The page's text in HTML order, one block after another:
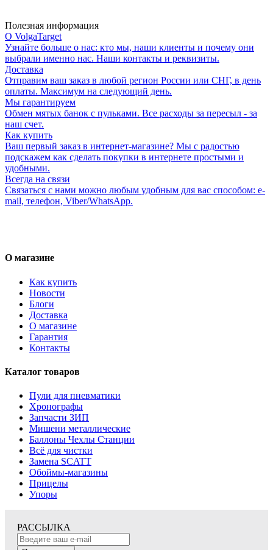
Полезная информация
О VolgaTarget
Узнайте больше о нас: кто мы, наши клиенты и почему они
выбрали именно нас. Наши контакты и реквизиты.
Доставка
Отправим ваш заказ в любой регион России или СНГ, в день
оплаты. Максимум на следующий день.
Мы гарантируем
Обмен мятых банок с пульками. Все расходы за пересыл - за
наш счет.
Как купить
Ваш первый заказ в интернет-магазине? Мы с радостью
подскажем как сделать покупки в интернете простыми и
удобными.
Всегда на связи
Связаться с нами можно любым удобным для вас способом: e-
mail, телефон, Viber/WhatsApp.
О магазине
Как купить
Новости
Блоги
Доставка
О магазине
Гарантия
Контакты
Каталог товаров
Пули для пневматики
Хронографы
Запчасти ЗИП
Мишени металлические
Баллоны Чехлы Станции
Всё для чистки
Замена SCATT
Обоймы-магазины
Прицелы
Упоры
РАССЫЛКА